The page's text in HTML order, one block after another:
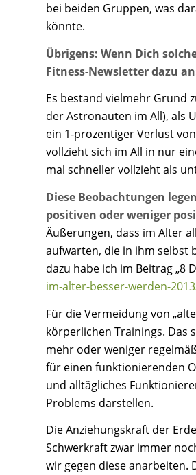
bei beiden Gruppen, was
könnte.
Übrigens: Wenn Dich
Fitness-Newsletter dazu
Es bestand vielmehr Grund
der Astronauten im All), als
ein 1-prozentiger Verlust
vollzieht sich im All in nur
mal schneller vollzieht als
Diese Beobachtungen
positiven oder weniger
Äußerungen, dass im Alter
aufwarten, die in ihm selbst
dazu habe ich im Beitrag „8
im-alter-besser-werden-
Für die Vermeidung von
körperlichen Trainings. Das
mehr oder weniger
für einen funktionierenden
und alltägliches
Problems darstellen.
Die Anziehungskraft der
Schwerkraft zwar immer
wir gegen diese anarbeiten.